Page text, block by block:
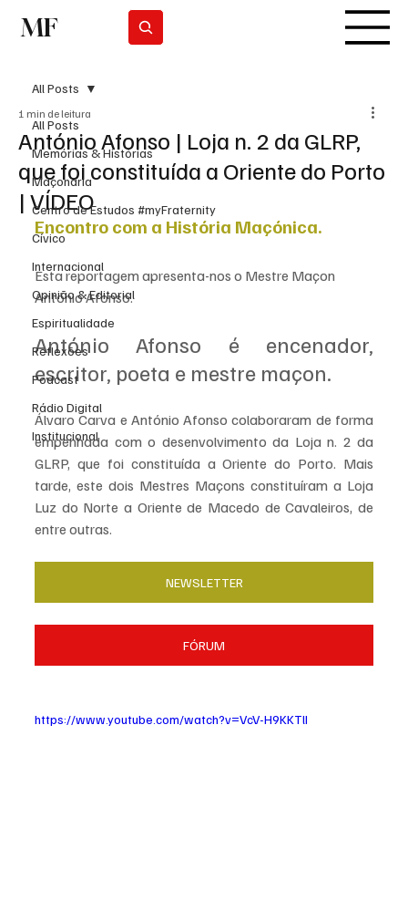
MF
All Posts
Memórias & Histórias
Maçonaria
Centro de Estudos #myFraternity
Cívico
Internacional
Opinião & Editorial
Espiritualidade
Reflexões
Podcast
Rádio Digital
Institucional
All Posts
António Afonso | Loja n. 2 da GLRP,
que foi constituída a Oriente do Porto
| VÍDEO
1 min de leitura
Encontro com a História Maçónica.
Esta reportagem apresenta-nos o Mestre Maçon
António Afonso.
António Afonso é encenador,
escritor, poeta e mestre maçon.
Álvaro Carva e António Afonso colaboraram de forma
empenhada com o desenvolvimento da Loja n. 2 da
GLRP, que foi constituída a Oriente do Porto. Mais
tarde, este dois Mestres Maçons constituíram a Loja
Luz do Norte a Oriente de Macedo de Cavaleiros, de
entre outras.
NEWSLETTER
FÓRUM
https://www.youtube.com/watch?v=VcV-H9KKTlI